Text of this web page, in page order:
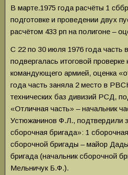
В марте.1975 года расчёты 1
подготовке и проведении двух
расчётом 433 рп на полигоне –
С 22 по 30 июля 1976 года часть
подвергалась итоговой проверке
командующего армией, оценка
года часть заняла 2 место в
технических баз дивизий РСД,
«Отличная часть» – начальник
Устюжанинов Ф.Л., подтвердили
сборочная бригада»: 1
сборочной бригады – майор
бригада (начальник сборочной
Мельничук Б.Ф.).